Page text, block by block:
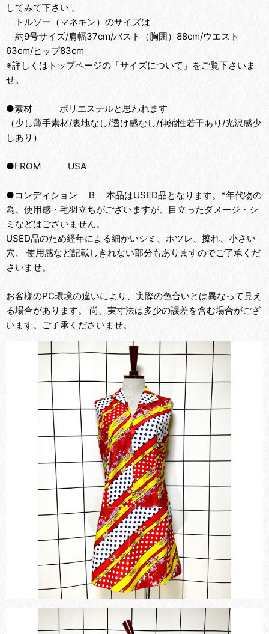
してみて下さい 。
トルソー（マネキン）のサイズは
約9号サイズ/肩幅37cm/バスト（胸囲）88cm/ウエスト
63cm/ヒップ83cm
※詳しくはトップページの「サイズについて」をご覧下さいま
せ。
●素材 ポリエステルと思われます
（少し薄手素材/裏地なし/透け感なし/伸縮性若干あり/光沢感少
しあり）
●FROM USA
●コンディション B 本品はUSED品となります。*年代物の
為、使用感・毛羽立ちがございますが、目立ったダメージ・シ
ミなどはございません。
USED品のため経年による細かいシミ、ホツレ、擦れ、小さい
穴、 使用感など記載しきれない部分もありますのでご了承くだ
さいませ。
お客様のPC環境の違いにより、実際の色合いとは異なって見え
る場合があります。 尚、実寸法は多少の誤差を含む場合がござ
います。ご了承くださいませ。